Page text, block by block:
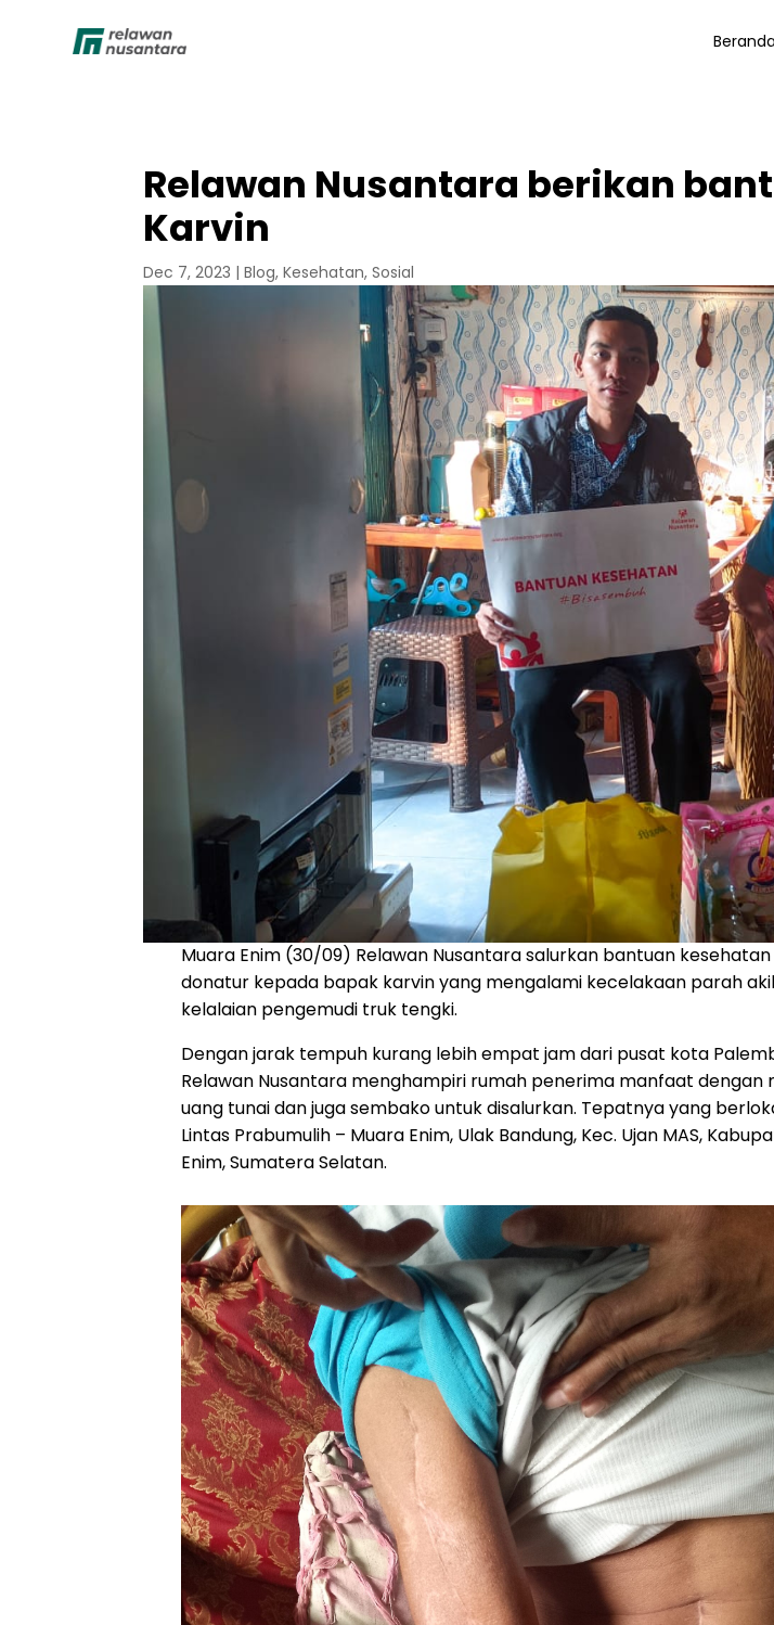
Beranda
Relawan Nusantara berikan
Karvin
Dec 7, 2023 | Blog, Kesehatan, Sosial
Muara Enim (30/09) Relawan Nusantara salurkan bantuan
donatur kepada bapak karvin yang mengalami kecelakaan parah
kelalaian pengemudi truk tengki.
Dengan jarak tempuh kurang lebih empat jam dari pusat kota
Relawan Nusantara menghampiri rumah penerima manfaat dengan
uang tunai dan juga sembako untuk disalurkan. Tepatnya yang
Lintas Prabumulih – Muara Enim, Ulak Bandung, Kec. Ujan MAS,
Enim, Sumatera Selatan.